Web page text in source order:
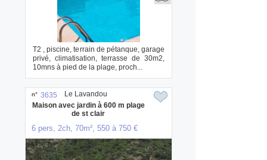
T2 , piscine, terrain de pétanque, garage
privé, climatisation, terrasse de 30m2,
10mns à pied de la plage, proch...
n° 3635
Maison avec jardin à 600 m plage
de st clair
6 pers, 2ch, 70m², 550 à 750 €
Le Lavandou